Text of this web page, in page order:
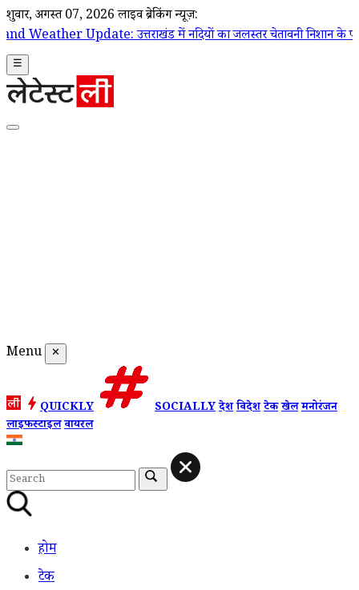
शुक्रवार, अगस्त 07, 2026 लाइव ब्रेकिंग न्यूज़:
उत्तराखंड में नदियों का जलस्तर चेतावनी निशान के पार, 132 सड़कें
☰
Menu ✕
QUICKLY SOCIALLYदेशविदेशटेकखेलमनोरंजन
लाइफस्टाइलवायरल
होम
टेक